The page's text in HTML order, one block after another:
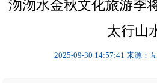
沕沕水金秋文化旅游季
太行山
2025-09-30 14:57:41 来源：